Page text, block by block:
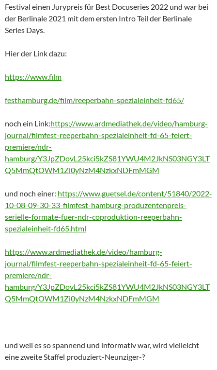
Festival einen Jurypreis für Best Docuseries 2022 und war bei
der Berlinale 2021 mit dem ersten Intro Teil der Berlinale
Series Days.
Hier der Link dazu:
https://www.film
festhamburg.de/film/reeperbahn-spezialeinheit-fd65/
noch ein Link:https://www.ardmediathek.de/video/hamburg-
journal/filmfest-reeperbahn-spezialeinheit-fd-65-feiert-
premiere/ndr-
hamburg/Y3JpZDovL25kci5kZS81YWU4M2JkNS03NGY3LT
Q5MmQtOWM1Zi0yNzM4NzkxNDFmMGM
und noch einer: https://www.guetsel.de/content/51840/2022-
10-08-09-30-33-filmfest-hamburg-produzentenpreis-
serielle-formate-fuer-ndr-coproduktion-reeperbahn-
spezialeinheit-fd65.html
https://www.ardmediathek.de/video/hamburg-
journal/filmfest-reeperbahn-spezialeinheit-fd-65-feiert-
premiere/ndr-
hamburg/Y3JpZDovL25kci5kZS81YWU4M2JkNS03NGY3LT
Q5MmQtOWM1Zi0yNzM4NzkxNDFmMGM
und weil es so spannend und informativ war, wird vielleicht
eine zweite Staffel produziert-Neunziger-?